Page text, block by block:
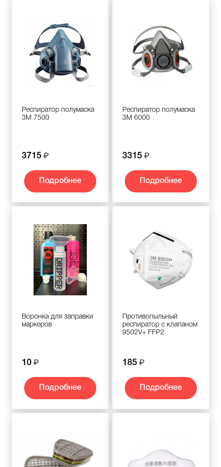
Респиратор полумаска
3М 7500
3715
Подробнее
Респиратор полумаска
3M 6000
3315
Подробнее
Воронка для заправки
маркеров
10
Подробнее
Противопыльный
респиратор с клапаном
9502V+ FFP2
185
Подробнее